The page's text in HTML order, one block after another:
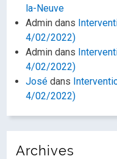
la-Neuve
Admin dans
4/02/2022)
Admin dans
4/02/2022)
José dans
4/02/2022)
Archives